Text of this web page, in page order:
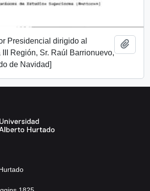
Presidencial dirigido al
III Región, Sr. Raúl Barrionuevo,
de Navidad]